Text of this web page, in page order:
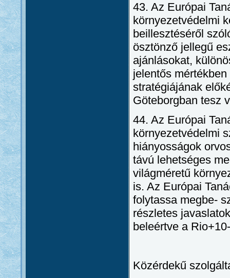
43. Az Európai
környezetvédelmi
beillesztéséről
ösztönző jellegű
ajánlásokat,
jelentős
stratégiájának
Göteborgban tesz
44. Az Európai
környezetvédelmi
hiányosságok
távú lehetséges
világméretű
is. Az Európai
folytassa megbe-
részletes
beleértve a
Közérdekű